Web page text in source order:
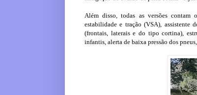
Além disso, todas as versões contam
estabilidade e tração (VSA), assistente
(frontais, laterais e do tipo cortina),
infantis, alerta de baixa pressão dos